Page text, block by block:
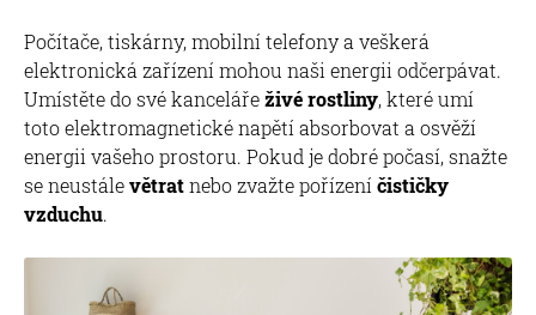
Počítače, tiskárny, mobilní telefony a veškerá
elektronická zařízení mohou naši energii odčerpávat.
Umístěte do své kancelářeživé rostliny, které umí
toto elektromagnetické napětí absorbovat a osvěží
energii vašeho prostoru. Pokud je dobré počasí, snažte
se neustálevětratnebo zvažte pořízení čističky
vzduchu.